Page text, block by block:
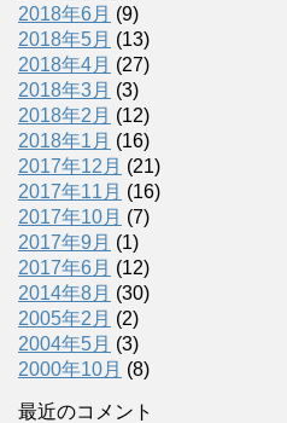
2018年6月 (9)
2018年5月 (13)
2018年4月 (27)
2018年3月 (3)
2018年2月 (12)
2018年1月 (16)
2017年12月 (21)
2017年11月 (16)
2017年10月 (7)
2017年9月 (1)
2017年6月 (12)
2014年8月 (30)
2005年2月 (2)
2004年5月 (3)
2000年10月 (8)
最近のコメント